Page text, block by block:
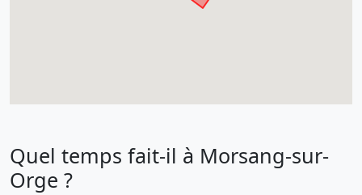
Quel temps fait-il à Morsang-sur-
Orge ?